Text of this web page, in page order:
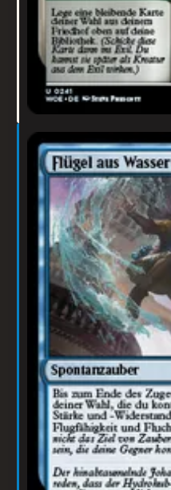
Flügel aus Wasser